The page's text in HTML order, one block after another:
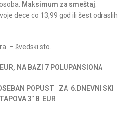
Maksimum za smeštaj:
dece do 13,99 god ili šest odraslih
– švedski sto.
NA BAZI 7 POLUPANSIONA
POPUST ZA 6.DNEVNI SKI
318 EUR